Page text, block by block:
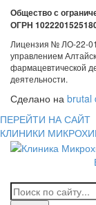
Общество с
ОГРН
Лицензия № ЛО-22-
управлением
фармацевтической
деятельности.
Сделано на brutal
ПЕРЕЙТИ НА САЙТ
КЛИНИКИ